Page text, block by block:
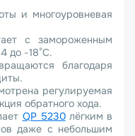
и многоуровневая
с замороженным
до -18°С.
благодаря
регулируемая
обратного хода.
QP 5230лёгким в
даже с небольшим